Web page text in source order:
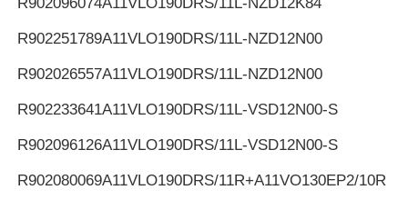
R902251789A11VLO190DRS/11L-NZD12N00
R902026557A11VLO190DRS/11L-NZD12N00
R902233641A11VLO190DRS/11L-VSD12N00-S
R902096126A11VLO190DRS/11L-VSD12N00-S
R902080069A11VLO190DRS/11R+A11VO130EP2/10R